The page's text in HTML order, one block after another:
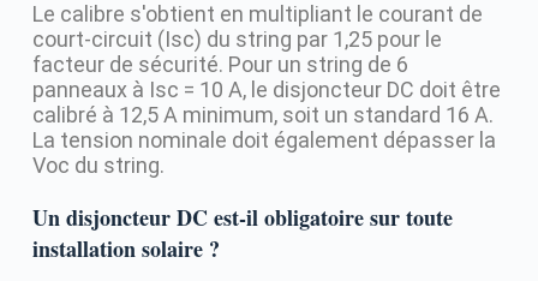
Le calibre s'obtient en multipliant le courant de
court-circuit (Isc) du string par 1,25 pour le
facteur de sécurité. Pour un string de 6
panneaux à Isc = 10 A, le disjoncteur DC doit être
calibré à 12,5 A minimum, soit un standard 16 A.
La tension nominale doit également dépasser la
Voc du string.
Un disjoncteur DC est-il obligatoire sur toute
installation solaire ?